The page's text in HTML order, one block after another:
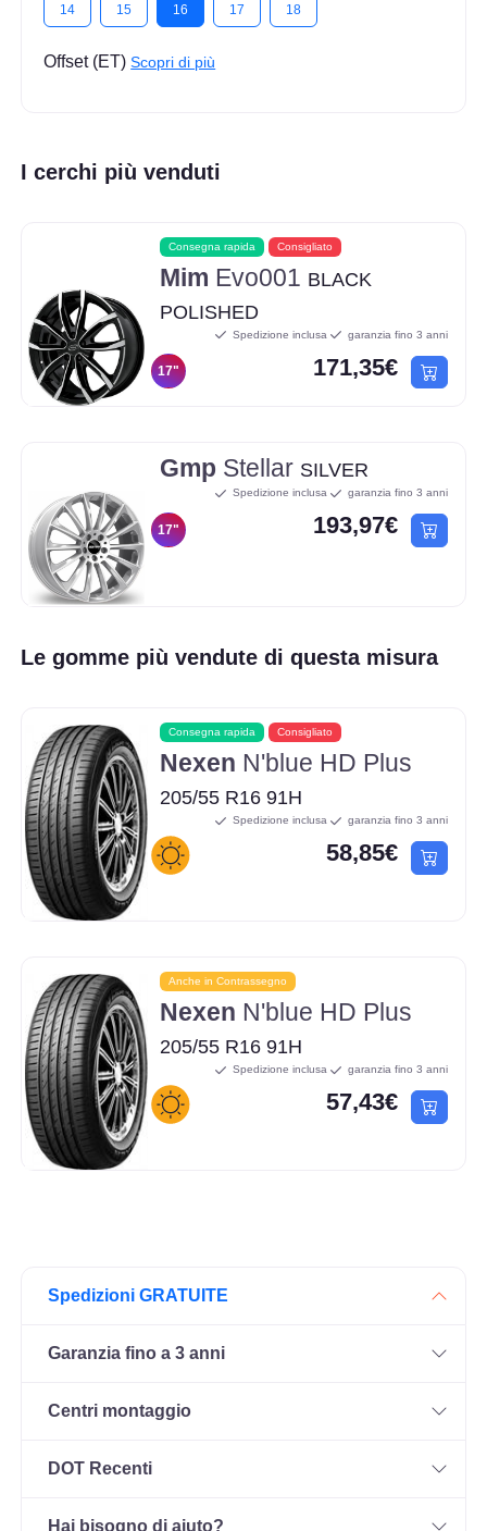
14 15 16 17 18
Offset (ET)Scopri di più
I cerchi più venduti
Consegna rapida Consigliato
Mim Evo001 BLACK
POLISHED
17"
Spedizione inclusa garanzia fino 3 anni
171,35€
Gmp Stellar SILVER
17"
Spedizione inclusa garanzia fino 3 anni
193,97€
Le gomme più vendute di questa misura
Consegna rapida Consigliato
Nexen N'blue HD Plus
205/55 R16 91H
Spedizione inclusa garanzia fino 3 anni
58,85€
Anche in Contrassegno
Nexen N'blue HD Plus
205/55 R16 91H
Spedizione inclusa garanzia fino 3 anni
57,43€
Spedizioni GRATUITE
Garanzia fino a 3 anni
Centri montaggio
DOT Recenti
Hai bisogno di aiuto?